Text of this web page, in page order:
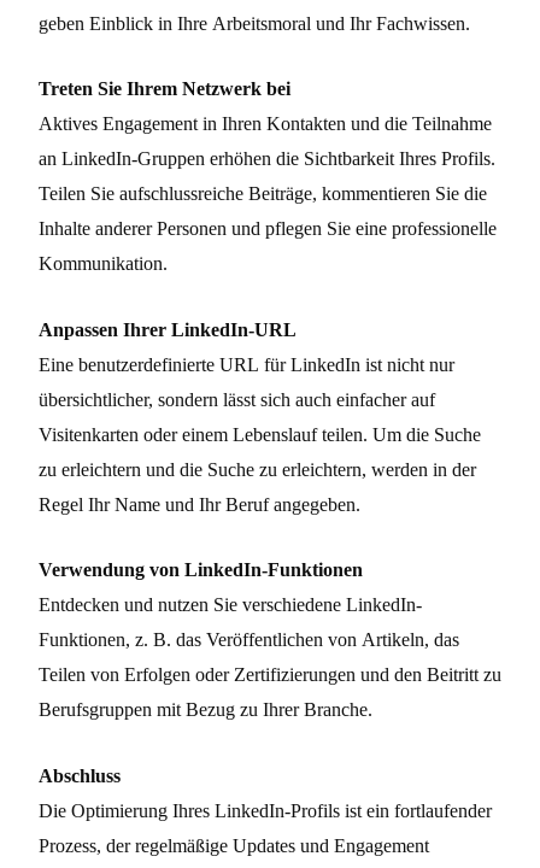
geben Einblick in Ihre Arbeitsmoral und Ihr Fachwissen.
Treten Sie Ihrem Netzwerk bei
Aktives Engagement in Ihren Kontakten und die Teilnahme
an LinkedIn-Gruppen erhöhen die Sichtbarkeit Ihres Profils.
Teilen Sie aufschlussreiche Beiträge, kommentieren Sie die
Inhalte anderer Personen und pflegen Sie eine professionelle
Kommunikation.
Anpassen Ihrer LinkedIn-URL
Eine benutzerdefinierte URL für LinkedIn ist nicht nur
übersichtlicher, sondern lässt sich auch einfacher auf
Visitenkarten oder einem Lebenslauf teilen. Um die Suche
zu erleichtern und die Suche zu erleichtern, werden in der
Regel Ihr Name und Ihr Beruf angegeben.
Verwendung von LinkedIn-Funktionen
Entdecken und nutzen Sie verschiedene LinkedIn-
Funktionen, z. B. das Veröffentlichen von Artikeln, das
Teilen von Erfolgen oder Zertifizierungen und den Beitritt zu
Berufsgruppen mit Bezug zu Ihrer Branche.
Abschluss
Die Optimierung Ihres LinkedIn-Profils ist ein fortlaufender
Prozess, der regelmäßige Updates und Engagement